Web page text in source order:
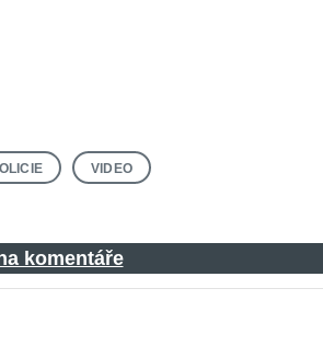
VIDEO
komentáře